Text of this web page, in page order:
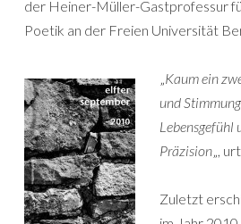
der Heiner-Müller-Gastprofessur
Poetik an der Freien Universität
„Kaum ein
und
Lebensgefühl
Präzision„,
Zuletzt